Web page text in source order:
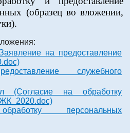
(образец во вложении,
служебного
персональных